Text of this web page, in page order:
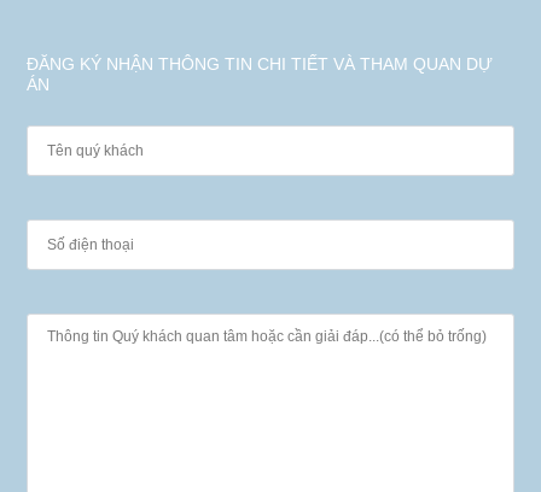
ĐĂNG KÝ NHẬN THÔNG TIN CHI TIẾT VÀ THAM QUAN DỰ
ÁN